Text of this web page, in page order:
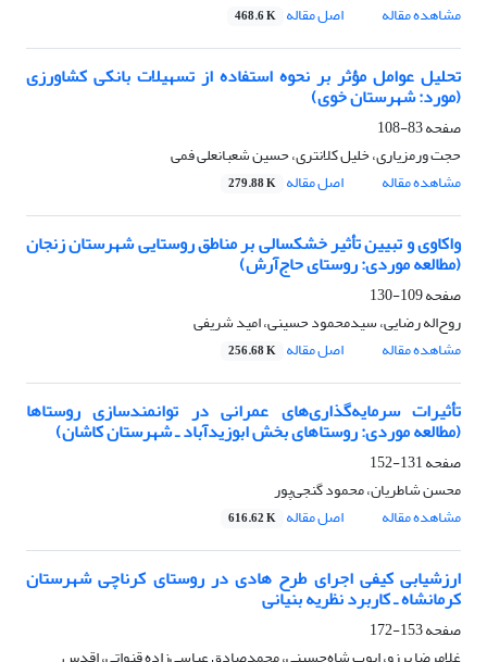
مشاهده مقاله
اصل مقاله 468.6 K
تحلیل عوامل مؤثر بر نحوه استفاده از تسهیلات بانکی کشاورزی
(مورد: شهرستان خوی)
صفحه83-108
حجت ورمزیاری، خلیل کلانتری، حسین شعبانعلی فمی
مشاهده مقاله
اصل مقاله 279.88 K
واکاوی و تبیین تأثیر خشکسالی بر مناطق روستایی شهرستان زنجان
(مطالعه موردی: روستای حاج‌آرش)
صفحه109-130
روح‌اله رضایی، سیدمحمود حسینی، امید شریفی
مشاهده مقاله
اصل مقاله 256.68 K
تأثیرات سرمایه‌گذاری‌های عمرانی در توانمندسازی روستاها
(مطالعه موردی: روستاهای بخش ابوزیدآباد ـ شهرستان کاشان)
صفحه131-152
محسن شاطریان، محمود گنجی‌پور
مشاهده مقاله
اصل مقاله 616.62 K
ارزشیابی کیفی اجرای طرح‌ هادی در روستای کرناچی شهرستان
کرمانشاه ـ کاربرد نظریه بنیانی
صفحه153-172